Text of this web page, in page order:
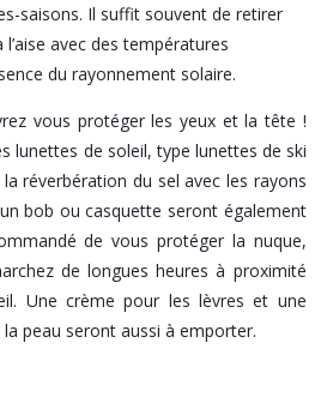
saisons. Il suffit souvent de retirer
avec des températures
du rayonnement solaire.
vous protéger les yeux et la tête !
lunettes de soleil, type lunettes de ski
réverbération du sel avec les rayons
bob ou casquette seront également
de vous protéger la nuque,
de longues heures à proximité
Une crème pour les lèvres et une
peau seront aussi à emporter.